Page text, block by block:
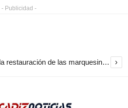
- Publicidad -
El Ayuntamiento inicia la restauración de las marquesinas de Plaza Esteve para volver a instalarlas en el centro de Jerez ›